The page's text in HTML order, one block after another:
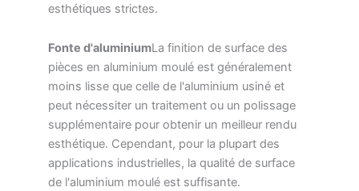
esthétiques strictes.
Fonte d'aluminiumLa finition de surface des
pièces en aluminium moulé est généralement
moins lisse que celle de l'aluminium usiné et
peut nécessiter un traitement ou un polissage
supplémentaire pour obtenir un meilleur rendu
esthétique. Cependant, pour la plupart des
applications industrielles, la qualité de surface
de l'aluminium moulé est suffisante.